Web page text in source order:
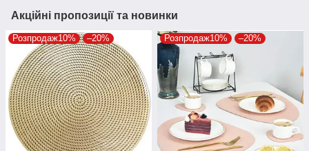
Акційні пропозиції та новинки
Розпродаж10% –20% Розпродаж10% –20%